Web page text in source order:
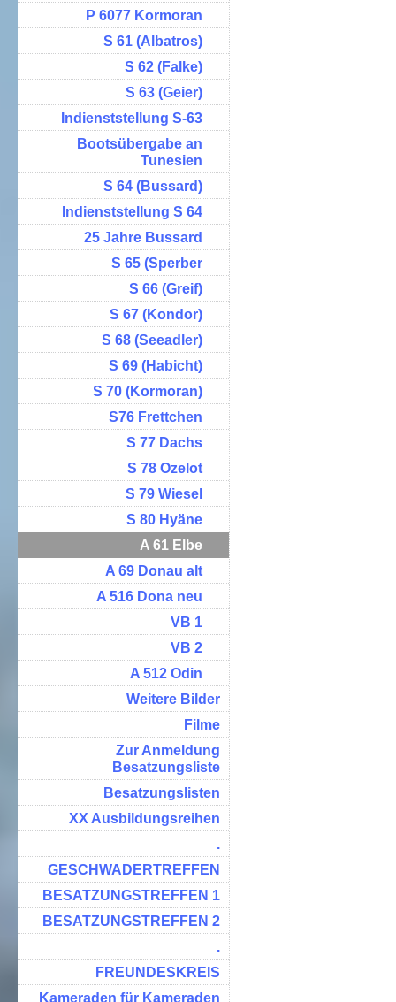
P 6077 Kormoran
S 61 (Albatros)
S 62 (Falke)
S 63 (Geier)
Indienststellung S-63
Bootsübergabe an
Tunesien
S 64 (Bussard)
Indienststellung S 64
25 Jahre Bussard
S 65 (Sperber
S 66 (Greif)
S 67 (Kondor)
S 68 (Seeadler)
S 69 (Habicht)
S 70 (Kormoran)
S76 Frettchen
S 77 Dachs
S 78 Ozelot
S 79 Wiesel
S 80 Hyäne
A 61 Elbe
A 69 Donau alt
A 516 Dona neu
VB 1
VB 2
A 512 Odin
Weitere Bilder
Filme
Zur Anmeldung
Besatzungsliste
Besatzungslisten
XX Ausbildungsreihen
.
GESCHWADERTREFFEN
BESATZUNGSTREFFEN 1
BESATZUNGSTREFFEN 2
.
FREUNDESKREIS
Kameraden für Kameraden